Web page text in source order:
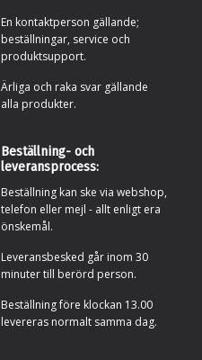
En kontaktperson gällande;
beställningar, service och
produktsupport.
Ärliga och raka svar gällande
alla produkter.
Beställning- och
leveransprocess:
Beställning kan ske via webshop,
telefon eller mejl - allt enligt era
önskemål.
Leveransbesked går inom 30
minuter till berörd person.
Beställning före klockan 13.00
levereras normalt samma dag.